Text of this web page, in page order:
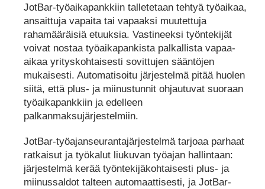
JotBar-työaikapankkiin talletetaan tehtyä työaikaa,
ansaittuja vapaita tai vapaaksi muutettuja
rahamääräisiä etuuksia. Vastineeksi työntekijät
voivat nostaa työaikapankista palkallista vapaa-
aikaa yrityskohtaisesti sovittujen sääntöjen
mukaisesti. Automatisoitu järjestelmä pitää huolen
siitä, että plus- ja miinustunnit ohjautuvat suoraan
työaikapankkiin ja edelleen
palkanmaksujärjestelmiin.
JotBar-työajanseurantajärjestelmä tarjoaa parhaat
ratkaisut ja työkalut liukuvan työajan hallintaan:
järjestelmä kerää työntekijäkohtaisesti plus- ja
miinussaldot talteen automaattisesti, ja JotBar-